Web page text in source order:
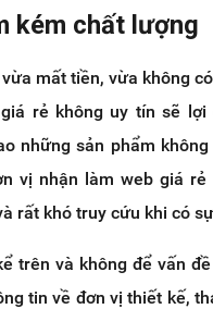
kém chất lượng
mất tiền, vừa không
rẻ không uy tín sẽ
những sản phẩm
vị nhận làm web giá
rất khó truy cứu khi có
trên và không để vấn
tin về đơn vị thiết kế,